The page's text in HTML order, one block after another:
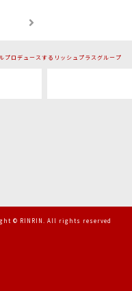
プロデュースするリッシュプラスグループ
© RINRIN. All rights reserved